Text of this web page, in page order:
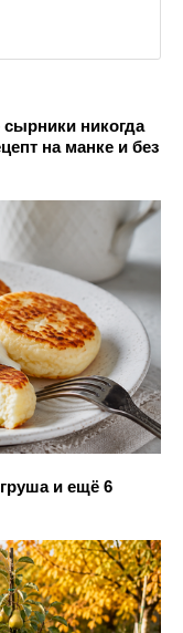
никогда
на манке и без
и ещё 6